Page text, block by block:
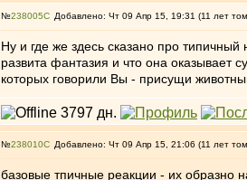
№238005 Добавлено: Чт 09 Апр 15, 19:31 (11 лет
Ну и где же здесь сказано про
развита фантазия и что она оказывает
которых говорили Вы - присущи
№238010 Добавлено: Чт 09 Апр 15, 21:06 (11 лет
базовые тпичные реакции - их